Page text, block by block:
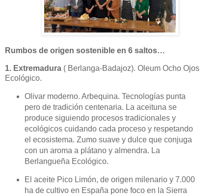
Rumbos de origen sostenible en 6 saltos…
1. Extremadura ( Berlanga-Badajoz). Oleum Ocho Ojos
Ecológico.
Olivar moderno. Arbequina. Tecnologías punta
pero de tradición centenaria. La aceituna se
produce siguiendo procesos tradicionales y
ecológicos cuidando cada proceso y respetando
el ecosistema. Zumo suave y dulce que conjuga
con un aroma a plátano y almendra. La
Berlangueña Ecológico.
El aceite Pico Limón, de origen milenario y 7.000
ha de cultivo en España pone foco en la Sierra